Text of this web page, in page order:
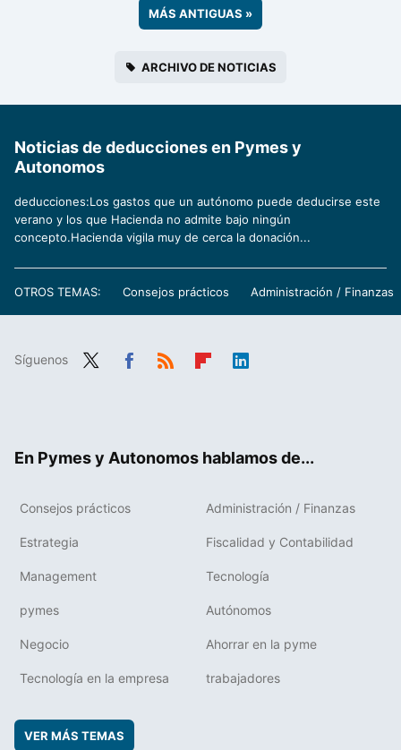
MÁS ANTIGUAS »
ARCHIVO DE NOTICIAS
Noticias de deducciones en Pymes y
Autonomos
deducciones:Los gastos que un autónomo puede deducirse este
verano y los que Hacienda no admite bajo ningún
concepto.Hacienda vigila muy de cerca la donación...
OTROS TEMAS: Consejos prácticos Administración / Finanzas
Síguenos
En Pymes y Autonomos hablamos de...
Consejos prácticos Administración / Finanzas
Estrategia Fiscalidad y Contabilidad
Management Tecnología
pymes Autónomos
Negocio Ahorrar en la pyme
Tecnología en la empresa trabajadores
VER MÁS TEMAS